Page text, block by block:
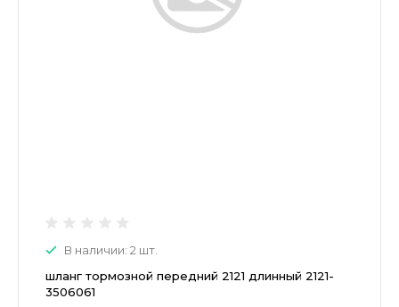
В наличии: 2 шт.
шланг тормозной передний 2121 длинный 2121-
3506061